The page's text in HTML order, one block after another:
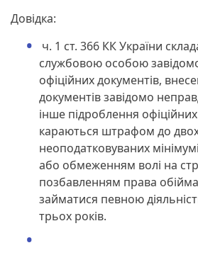
Довідка:
ч. 1 ст. 366 КК України
службовою особою
офіційних документів,
документів завідомо
інше підроблення
караються штрафом до
неоподатковуваних
або обмеженням волі на
позбавленням права
займатися певною
трьох років.